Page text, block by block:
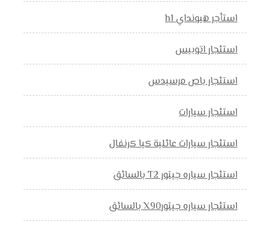
استأجر هيونداي h1
استئجار اتوبيس
استئجار باص مرسيدس
استئجار سيارات
استئجار سيارات عائلية كيا كرنفال
استئجار سياره جيتور T2 بالسائق
استئجار سياره جيتورX90 بالسائق